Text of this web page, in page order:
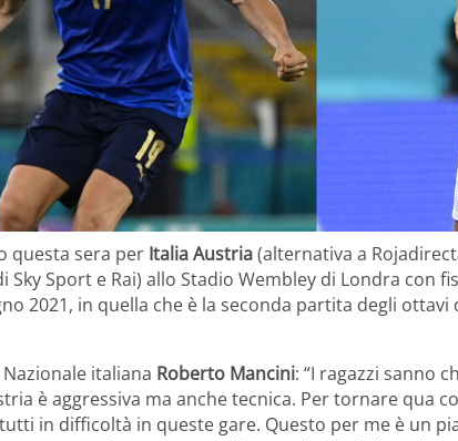
questa sera per Italia Austria(alternativa a
Sky Sport e Rai) allo Stadio Wembley di Londra con
2021, in quella che è la seconda partita degli ottavi
italiana Roberto Mancini: “I ragazzi sanno
è aggressiva ma anche tecnica. Per tornare qua
in difficoltà in queste gare. Questo per me è un